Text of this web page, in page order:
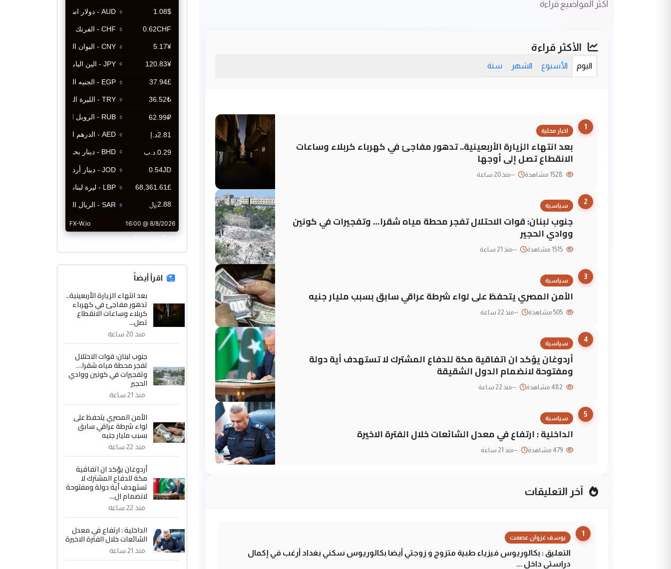
أكثر المواضيع قراءة
الأكثر قراءة
اليوم الأسبوع الشهر سنة
1
اخبار محلية
بعد انتهاء الزيارة الأربعينية.. تدهور مفاجئ في كهرباء كربلاء وساعات
الانقطاع تصل إلى أوجها
--منذ 20 ساعة
2
سياسية
جنوب لبنان: قوات الاحتلال تفجر محطة مياه شقرا… وتفجيرات في كونين
ووادي الحجير
--منذ 21 ساعة
3
سياسية
الأمن المصري يتحفظ على لواء شرطة عراقي سابق بسبب مليار جنيه
--منذ 22 ساعة
4
سياسية
أردوغان يؤكد ان اتفاقية مكة للدفاع المشترك لا تستهدف أية دولة
ومفتوحة لانضمام الدول الشقيقة
--منذ 22 ساعة
5
سياسية
الداخلية : ارتفاع في معدل الشائعات خلال الفترة الاخيرة
--منذ 21 ساعة
آخر التعليقات
1
يوسف غزوان عصمت
التعليق : بكالوريوس فيزياء طبية متزوج و زوجتي أيضا بكالوريوس سكني بغداد أرغب في إكمال
دراستي داخل ...
CurrencyRate
اقرأ أيضاً
بعد انتهاء الزيارة الأربعينية..
تدهور مفاجئ في كهرباء
كربلاء وساعات الانقطاع
تصل...
منذ 20 ساعة
جنوب لبنان: قوات الاحتلال
تفجر محطة مياه شقرا…
وتفجيرات في كونين ووادي
الحجير
منذ 21 ساعة
الأمن المصري يتحفظ على
لواء شرطة عراقي سابق
بسبب مليار جنيه
منذ 22 ساعة
أردوغان يؤكد ان اتفاقية
مكة للدفاع المشترك لا
تستهدف أية دولة ومفتوحة
لانضمام ال...
منذ 22 ساعة
الداخلية : ارتفاع في معدل
الشائعات خلال الفترة الاخيرة
منذ 21 ساعة